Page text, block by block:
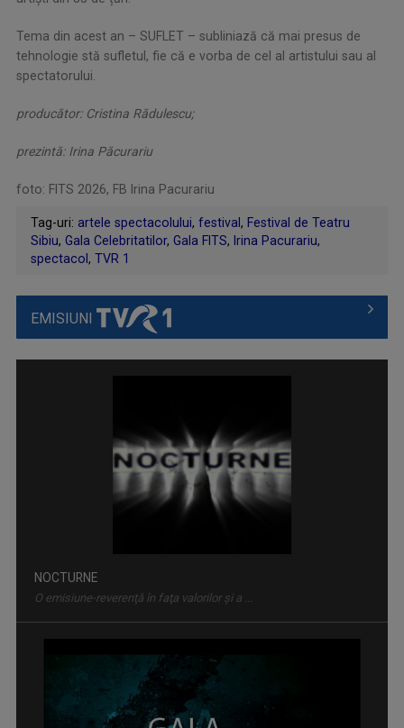
Tema din acest an – SUFLET – subliniază că mai presus de
tehnologie stă sufletul, fie că e vorba de cel al artistului sau al
spectatorului.
producător: Cristina Rădulescu;
prezintă: Irina Păcurariu
foto: FITS 2026, FB Irina Pacurariu
Tag-uri: artele spectacolului, festival, Festival de Teatru
Sibiu, Gala Celebritatilor, Gala FITS, Irina Pacurariu,
spectacol , TVR 1
EMISIUNI
NOCTURNE
O emisiune-reverenţă în faţa valorilor şi a ...